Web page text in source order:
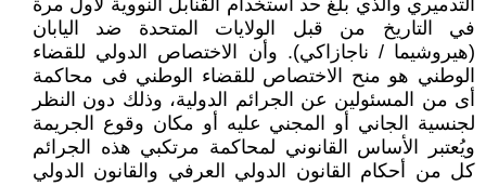
التدميري والذي بلغ حد استخدام القنابل النووية لأول مرة
في التاريخ من قبل الولايات المتحدة ضد اليابان
(هيروشيما / ناجازاكي). وأن الاختصاص الدولي للقضاء
الوطني هو منح الاختصاص للقضاء الوطني فى محاكمة
أى من المسئولين عن الجرائم الدولية، وذلك دون النظر
لجنسية الجاني أو المجني عليه أو مكان وقوع الجريمة
ويُعتبر الأساس القانوني لمحاكمة مرتكبي هذه الجرائم
كل من أحكام القانون الدولي العرفي والقانون الدولي